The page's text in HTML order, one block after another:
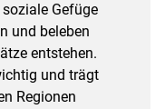
Gefüge
und beleben
entstehen.
und trägt
Regionen